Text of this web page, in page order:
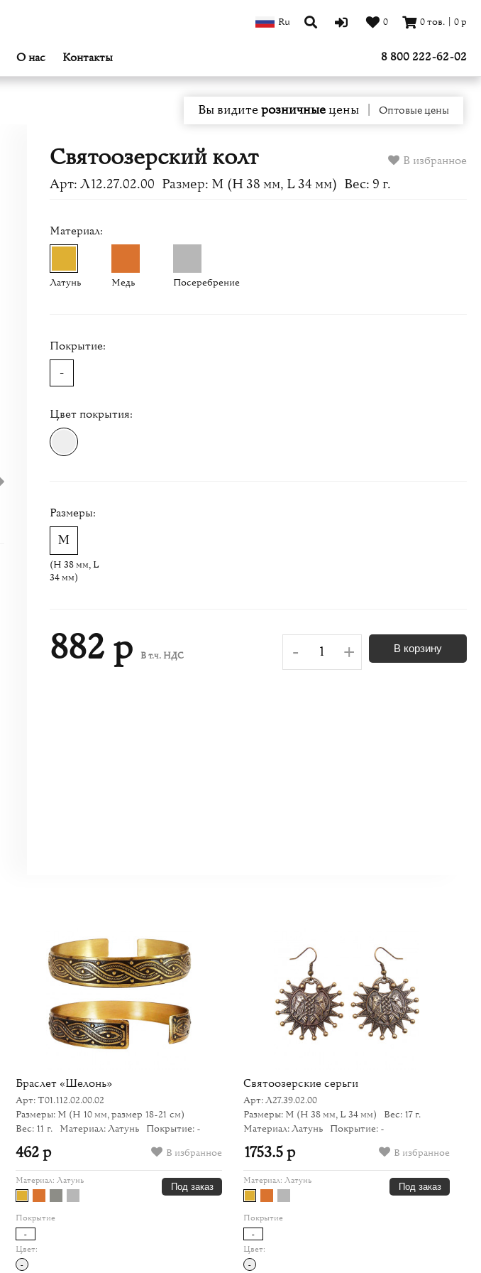
О нас Контакты
Ru 0 0тов. 0р
8 800 222-62-02
Вы видитерозничныецены Оптовые цены
В избранное
Святоозерский колт
Арт: Л12.27.02.00 Размер: M (H 38 мм, L 34 мм) Вес: 9 г.
Материал:
Латунь Медь Посеребрение
Покрытие:
-
Цвет покрытия:
Размеры:
(H 38 мм, L
34 мм)
882 р В т.ч. НДС - + В корзину
Браслет «Шелонь»
Арт: Т01.112.02.00.02
Размеры: M (H 10 мм, размер 18-21 см)
Вес: 11 г.
Материал: Латунь
Покрытие: -
В избранное
462 р
Материал: Латунь
Под заказ
Покрытие
-
Цвет:
-
Святоозерские серьги
Арт: Л27.39.02.00
Размеры: M (H 38 мм, L 34 мм)
Вес: 17 г.
Материал: Латунь
Покрытие: -
В избранное
1753.5 р
Материал: Латунь
Под заказ
Покрытие
-
Цвет:
-